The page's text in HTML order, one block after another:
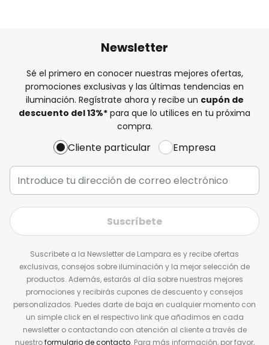
Newsletter
Sé el primero en conocer nuestras mejores ofertas,
promociones exclusivas y las últimas tendencias en
iluminación. Regístrate ahora y recibe un cupón de
descuento del13%* para que lo utilices en tu próxima
compra.
Cliente particular Empresa
Suscríbete
Suscríbete a la Newsletter de Lampara.es y recibe ofertas
exclusivas, consejos sobre iluminación y la mejor selección de
productos. Además, estarás al día sobre nuestras mejores
promociones y recibirás cupones de descuento y consejos
personalizados. Puedes darte de baja en cualquier momento con
un simple click en el respectivo link que añadimos en cada
newsletter o contactando con atención al cliente a través de
nuestroformulario de contacto. Para más información, por favor,